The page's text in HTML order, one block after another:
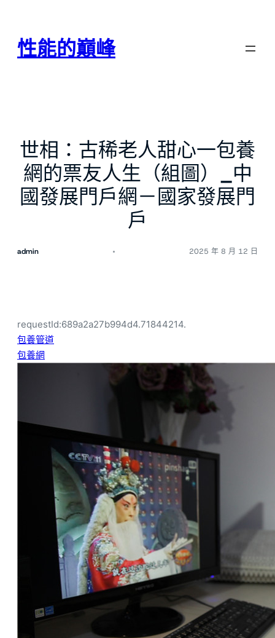
性能的巔峰
世相：古稀老人甜心一包養
網的票友人生（組圖）_中
國發展門戶網－國家發展門
戶
admin 2025 年 8 月 12 日
requestId:689a2a27b994d4.71844214.
包養管道
包養網